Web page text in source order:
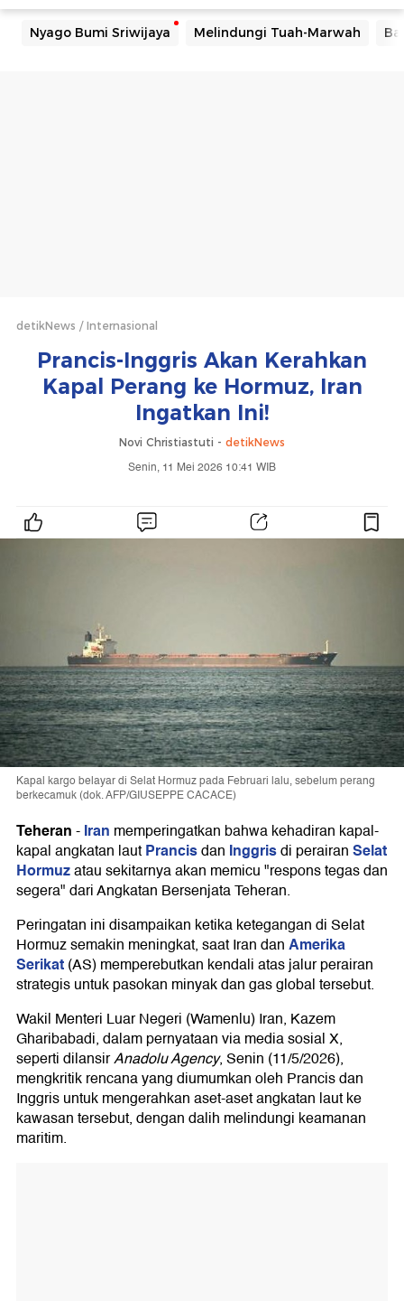
Nyago Bumi Sriwijaya Melindungi Tuah-Marwah
detikNews Internasional
Prancis-Inggris Akan Kerahkan
Kapal Perang ke Hormuz, Iran
Ingatkan Ini!
Novi Christiastuti - detikNews
Senin, 11 Mei 2026 10:41 WIB
Kapal kargo belayar di Selat Hormuz pada Februari lalu, sebelum perang
berkecamuk (dok. AFP/GIUSEPPE CACACE)
Teheran-Iran memperingatkan bahwa kehadiran kapal-
kapal angkatan lautPrancisdan Inggrisdi perairanSelat
Hormuzatau sekitarnya akan memicu "respons tegas dan
segera" dari Angkatan Bersenjata Teheran.
Peringatan ini disampaikan ketika ketegangan di Selat
Hormuz semakin meningkat, saat Iran danAmerika
Serikat(AS) memperebutkan kendali atas jalur perairan
strategis untuk pasokan minyak dan gas global tersebut.
Wakil Menteri Luar Negeri (Wamenlu) Iran, Kazem
Gharibabadi, dalam pernyataan via media sosial X,
seperti dilansirAnadolu Agency, Senin (11/5/2026),
mengkritik rencana yang diumumkan oleh Prancis dan
Inggris untuk mengerahkan aset-aset angkatan laut ke
kawasan tersebut, dengan dalih melindungi keamanan
maritim.